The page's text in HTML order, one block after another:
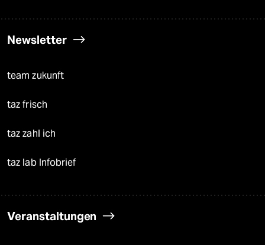
Newsletter
team zukunft
taz frisch
taz zahl ich
taz lab Infobrief
Veranstaltungen